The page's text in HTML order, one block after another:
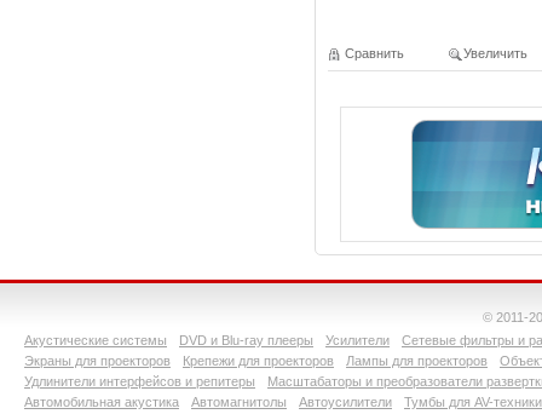
Сравнить Увеличить
© 2011-
Акустические системы
DVD и Blu-ray плееры Усилители
Сетевые фильтры и
Экраны для проекторов
Крепежи для проекторов Лампы для проекторов
Удлинители интерфейсов и репитеры
Масштабаторы и преобразователи
Автомобильная акустика
Автомагнитолы Автоусилители
Тумбы для AV-техники